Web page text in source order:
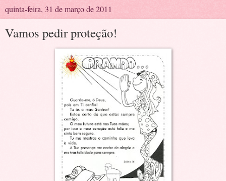
quinta-feira, 31 de março de 2011
Vamos pedir proteção!